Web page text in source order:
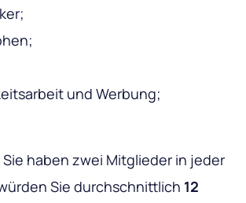
und Werbung;
haben zwei Mitglieder in jeder
Sie durchschnittlich 12